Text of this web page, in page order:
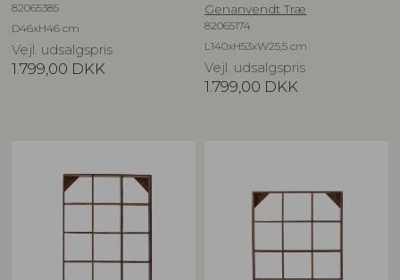
82065385
D46xH46 cm
Vejl. udsalgspris
1.799,00 DKK
Genanvendt Træ
82065174
L140xH53xW25,5 cm
Vejl. udsalgspris
1.799,00 DKK